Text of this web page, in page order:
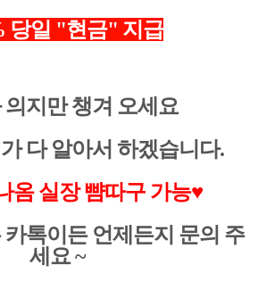
당일 "현금" 지급
의지만 챙겨 오세요
다 알아서 하겠습니다.
옴 실장 뺨따구 가능♥
톡이든 언제든지 문의 주
세요 ~